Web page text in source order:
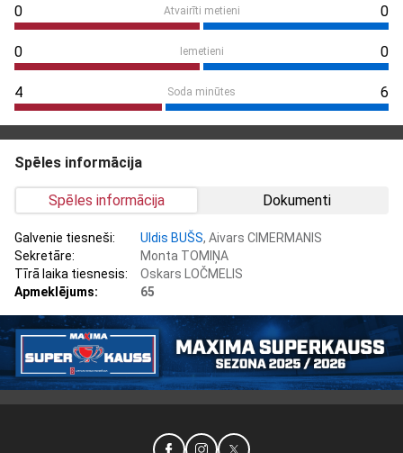
0 Atvairīti metieni 0
0 Iemetieni 0
4 Soda minūtes 6
Spēles informācija
Spēles informācija Dokumenti
Galvenie tiesneši: Uldis BUŠS, Aivars CIMERMANIS
Sekretāre:
Monta TOMIŅA
Tīrā laika tiesnesis:
Oskars LOČMELIS
Apmeklējums:
65